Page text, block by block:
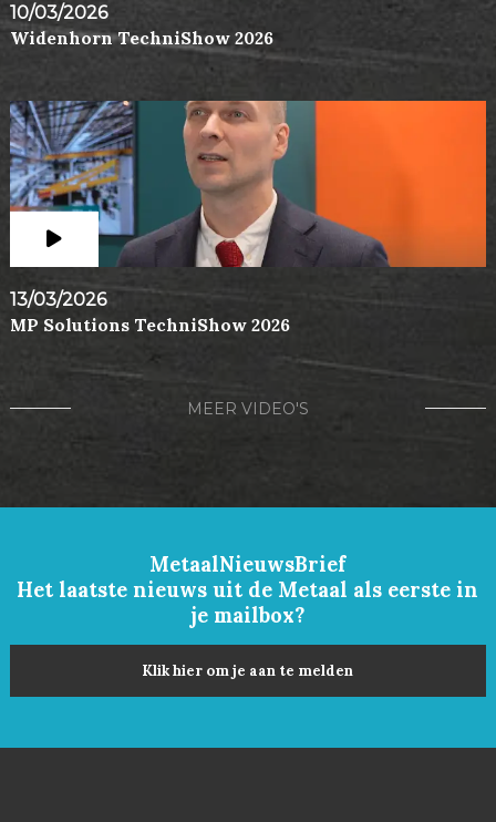
10/03/2026
Widenhorn TechniShow 2026
13/03/2026
MP Solutions TechniShow 2026
MEER VIDEO'S
MetaalNieuwsBrief
Het laatste nieuws uit de Metaal als eerste in
je mailbox?
Klik hier om je aan te melden